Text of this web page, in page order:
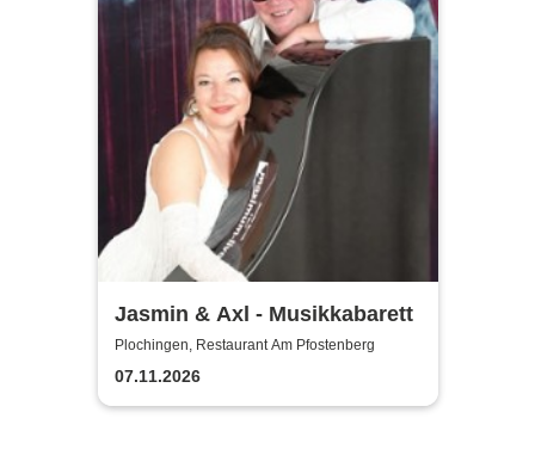
Jasmin & Axl - Musikkabarett
Plochingen, Restaurant Am Pfostenberg
07.11.2026